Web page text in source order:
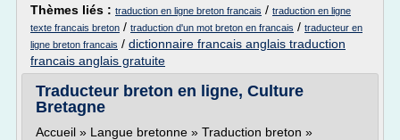
Thèmes liés : traduction en ligne breton francais / traduction en ligne
texte francais breton / traduction d'un mot breton en francais / traducteur en
ligne breton francais / dictionnaire francais anglais traduction
francais anglais gratuite
Traducteur breton en ligne, Culture
Bretagne
Accueil » Langue bretonne » Traduction breton »